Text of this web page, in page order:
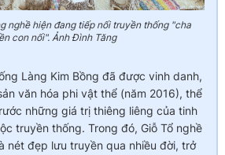
nghề hiện đang tiếp nối truyền thống "cha
con nối". Ảnh Đình Tăng
Làng Kim Bồng đã được vinh danh,
văn hóa phi vật thể (năm 2016), thể
những giá trị thiêng liêng của tinh
truyền thống. Trong đó, Giỗ Tổ nghề
nét đẹp lưu truyền qua nhiều đời, trở